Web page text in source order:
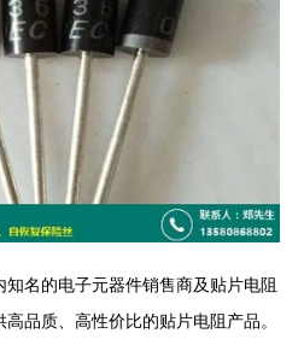
名的电子元器件销售商及贴片电阻
品质、高性价比的贴片电阻产品。